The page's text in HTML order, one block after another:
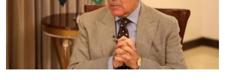
تكنولوجيا
منوعات
فن وثقافة